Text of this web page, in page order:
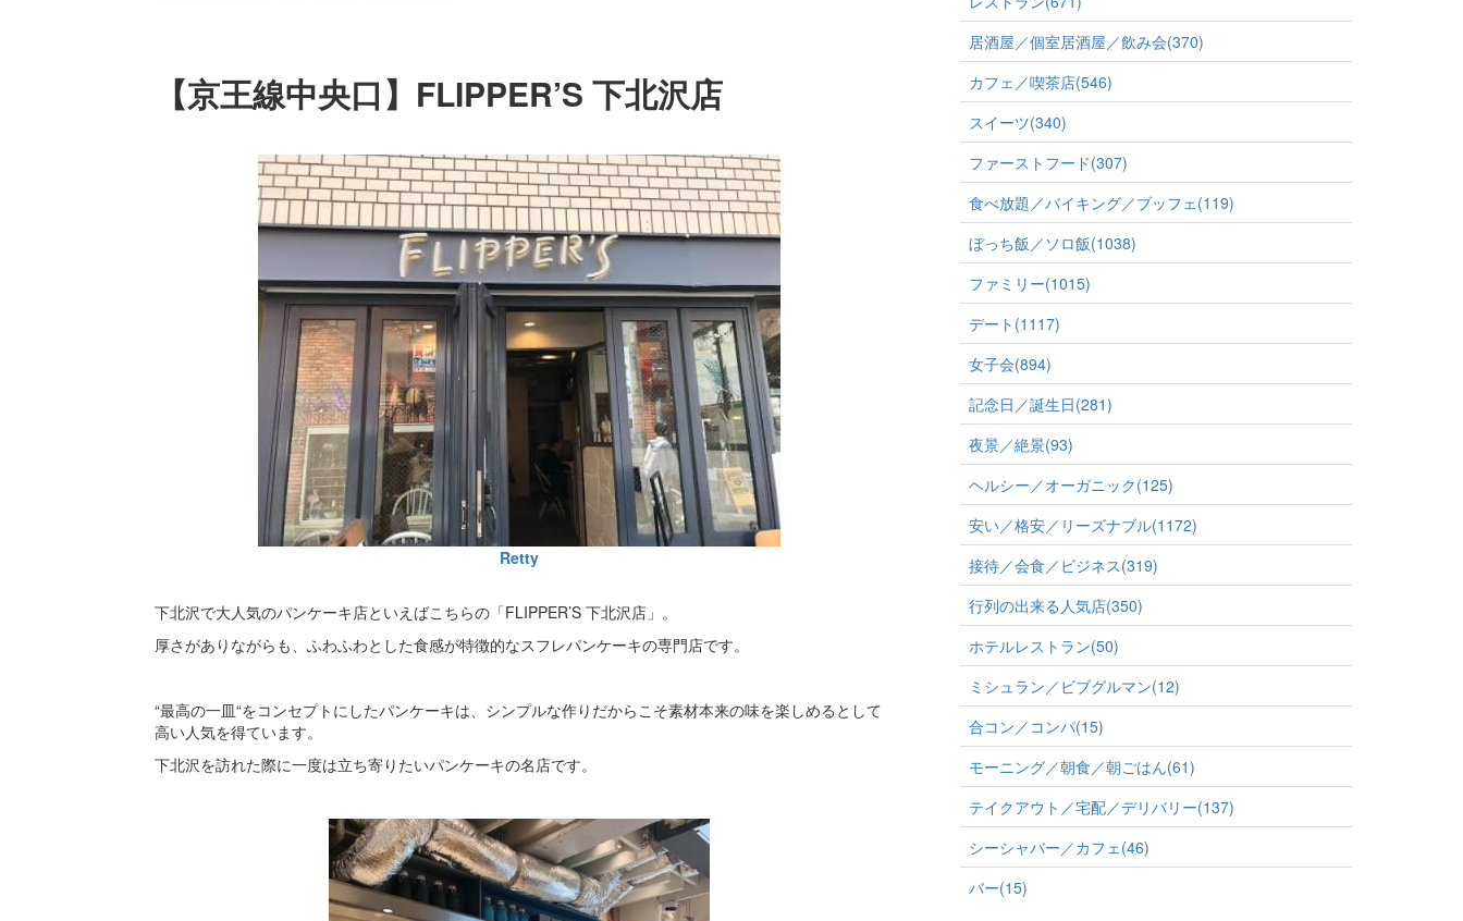
【京王線中央口】FLIPPER’S 下北沢店
Retty
下北沢で大人気のパンケーキ店といえばこちらの「FLIPPER’S 下北沢店」。
厚さがありながらも、ふわふわとした食感が特徴的なスフレパンケーキの専門店です。
“最高の一皿“をコンセプトにしたパンケーキは、シンプルな作りだからこそ素材本来の味を楽しめるとして
高い人気を得ています。
下北沢を訪れた際に一度は立ち寄りたいパンケーキの名店です。
居酒屋／個室居酒屋／飲み会(370)
カフェ／喫茶店(546)
スイーツ(340)
ファーストフード(307)
食べ放題／バイキング／ブッフェ(119)
ぼっち飯／ソロ飯(1038)
ファミリー(1015)
デート(1117)
女子会(894)
記念日／誕生日(281)
夜景／絶景(93)
ヘルシー／オーガニック(125)
安い／格安／リーズナブル(1172)
接待／会食／ビジネス(319)
行列の出来る人気店(350)
ホテルレストラン(50)
ミシュラン／ビブグルマン(12)
合コン／コンパ(15)
モーニング／朝食／朝ごはん(61)
テイクアウト／宅配／デリバリー(137)
シーシャバー／カフェ(46)
バー(15)